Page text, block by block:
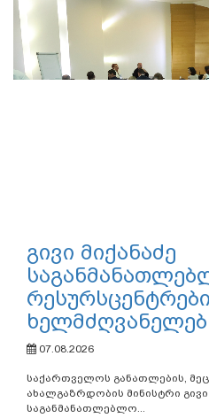
გივი მიქანაძე
07.08.2026
საქართველოს განათლების,
ახალგაზრდობის მინისტრი გივი
საგანმანათლებლო...